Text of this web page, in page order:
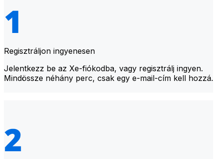
Regisztráljon ingyenesen
Jelentkezz be az Xe-fiókodba, vagy regisztrálj ingyen.
Mindössze néhány perc, csak egy e-mail-cím kell hozzá.